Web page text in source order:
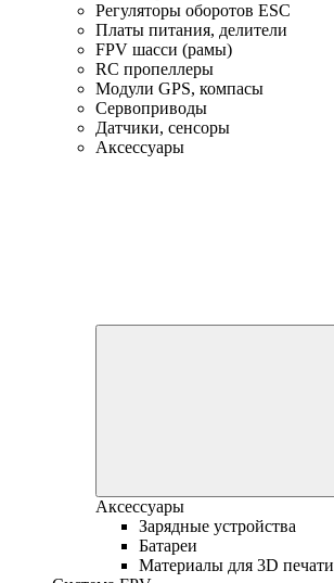
Регуляторы оборотов ESC
Платы питания, делители
FPV шасси (рамы)
RC пропеллеры
Модули GPS, компасы
Сервоприводы
Датчики, сенсоры
Аксессуары
Аксессуары
Зарядные устройства
Батареи
Материалы для 3D печати